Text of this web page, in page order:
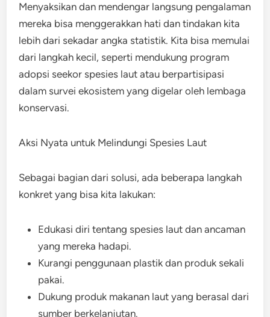
Menyaksikan dan mendengar langsung pengalaman
mereka bisa menggerakkan hati dan tindakan kita
lebih dari sekadar angka statistik. Kita bisa memulai
dari langkah kecil, seperti mendukung program
adopsi seekor spesies laut atau berpartisipasi
dalam survei ekosistem yang digelar oleh lembaga
konservasi.
Aksi Nyata untuk Melindungi Spesies Laut
Sebagai bagian dari solusi, ada beberapa langkah
konkret yang bisa kita lakukan:
Edukasi diri tentang spesies laut dan ancaman
yang mereka hadapi.
Kurangi penggunaan plastik dan produk sekali
pakai.
Dukung produk makanan laut yang berasal dari
sumber berkelanjutan.